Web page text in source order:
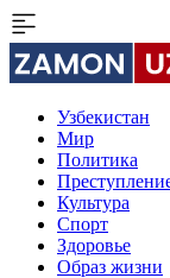
Узбекистан
Мир
Политика
Культура
Спорт
Здоровье
Образ жизни